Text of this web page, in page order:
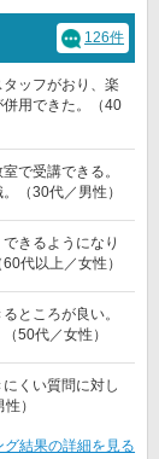
126件
ッフがおり、楽
用できた。（40
で受講できる。
（30代／男性）
きるようになり
代以上／女性）
ところが良い。
50代／女性）
くい質問に対し
）
グ結果の詳細を見る